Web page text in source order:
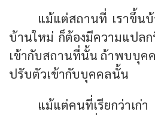
แม้แต่สถานที่ เราขึ้น
บ้านใหม่ ก็ต้องมีความแปล
เข้ากับสถานที่นั้น ถ้าพบบุค
ปรับตัวเข้ากับบุคคลนั้น
แม้แต่คนที่เรียกว่าเ